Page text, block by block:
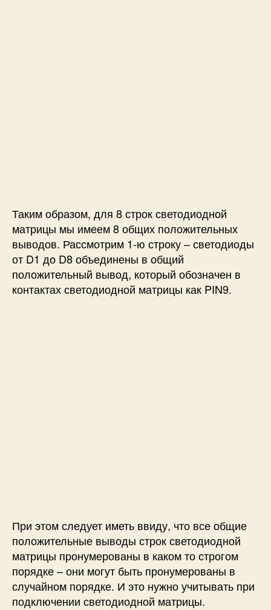
Таким образом, для 8 строк светодиодной
матрицы мы имеем 8 общих положительных
выводов. Рассмотрим 1-ю строку – светодиоды
от D1 до D8 объединены в общий
положительный вывод, который обозначен в
контактах светодиодной матрицы как PIN9.
При этом следует иметь ввиду, что все общие
положительные выводы строк светодиодной
матрицы пронумерованы в каком то строгом
порядке – они могут быть пронумерованы в
случайном порядке. И это нужно учитывать при
подключении светодиодной матрицы.